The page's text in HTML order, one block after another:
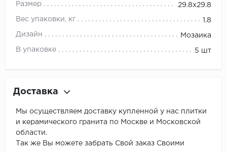
Размер 29.8x29.8
Вес упаковки, кг 1.8
Дизайн Мозаика
В упаковке 5 шт
Доставка
Мы осуществляем доставку купленной у нас плитки
и керамического гранита по Москве и Московской
области.
Так же Вы можете забрать Свой заказ Своими